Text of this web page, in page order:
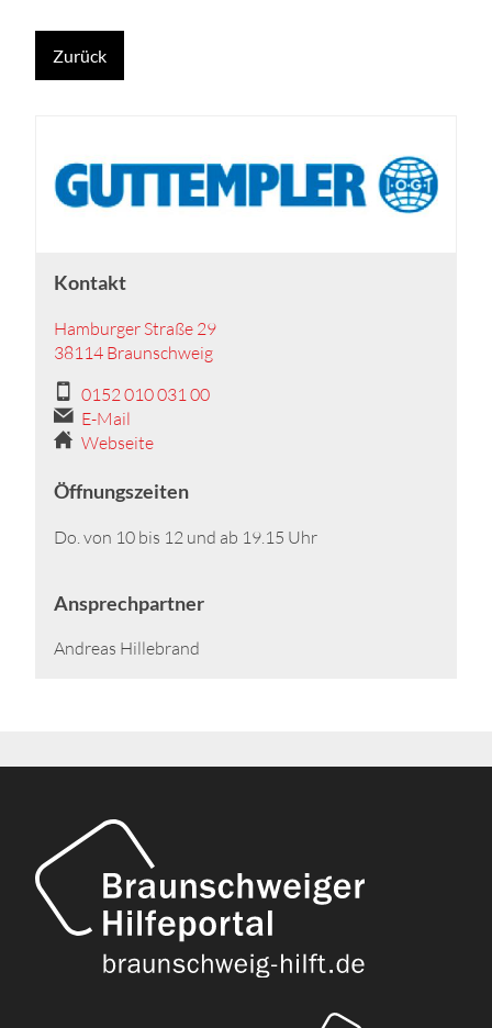
Zurück
Kontakt
Hamburger Straße 29
38114 Braunschweig
0152 010 031 00
E-Mail
Webseite
Öffnungszeiten
Do. von 10 bis 12 und ab 19.15 Uhr
Ansprechpartner
Andreas Hillebrand